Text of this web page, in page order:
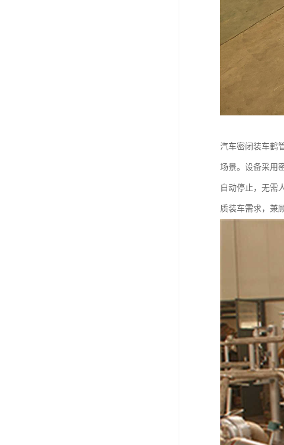
汽车密闭装车鹤
场景。设备采用
自动停止，无需
质装车需求，兼